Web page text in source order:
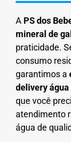
A PS dos
mineral de
praticidade.
consumo
garantimos a
delivery
que você
atendimento
água de